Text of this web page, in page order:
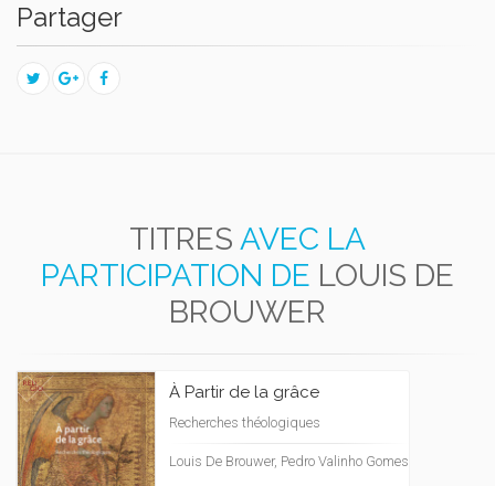
Partager
TITRES AVEC LA
PARTICIPATION DE LOUIS DE
BROUWER
À Partir de la grâce
Recherches théologiques
Louis De Brouwer, Pedro Valinho Gomes